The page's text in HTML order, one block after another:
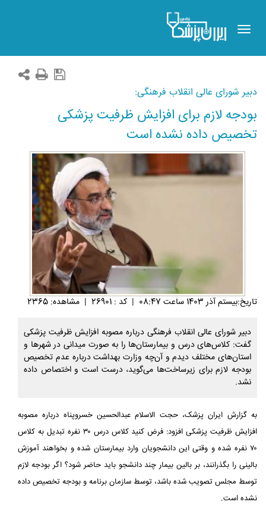
Toggle
navigation
دبیر شورای عالی انقلاب فرهنگی:
بودجه لازم برای افزایش ظرفیت پزشکی
تخصیص داده نشده است
تاريخ:بيستم آذر 1403 ساعت 08:47 | کد : 26901 | مشاهده: 2365
دبیر شورای عالی انقلاب فرهنگی درباره مصوبه افزایش ظرفیت پزشکی
گفت: کلاس‌های درس و بیمارستان‌ها را به صورت میدانی در شهرها و
استان‌های مختلف دیدم و آن‌چه وزارت بهداشت درباره عدم تخصیص
بودجه لازم برای زیرساخت‌ها می‌گوید، درست است و اختصاص داده
نشد.
به گزارش ایران پزشک، حجت الاسلام عبدالحسین خسروپناه درباره مصوبه
افزایش ظرفیت پزشکی افزود: فرض کنید کلاس درس ۳۰ نفره تبدیل به کلاس
۷۰ نفره شده و وقتی این دانشجویان وارد بیمارستان شده و بخواهند آموزش
بالینی را بگذرانند، بر بالین بیمار چند دانشجو باید حاضر شود؟ اگر بودجه لازم
توسط مجلس تصویب شده باشد، توسط سازمان برنامه و بودجه تخصیص داده
نشده است.